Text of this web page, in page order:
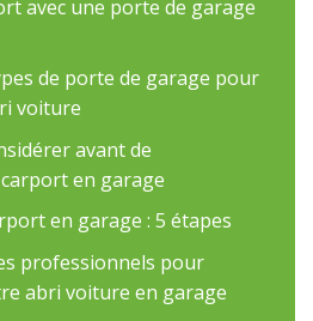
avec une porte de garage
de porte de garage pour
voiture
avant de
en garage
en garage : 5 étapes
professionnels pour
abri voiture en garage